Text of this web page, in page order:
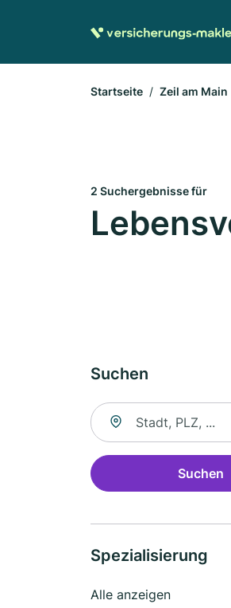
Startseite Zeil am Main
2 Suchergebnisse für
Suchen
Suche nach Ort
Suchen
Spezialisierung
Alle anzeigen